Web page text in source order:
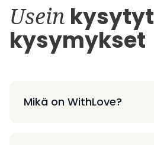
Usein kysytyt
kysymykset
Mikä on WithLove?